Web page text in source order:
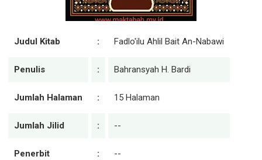
Judul Kitab : Fadlo'ilu Ahlil Bait An-Nabawi
Penulis : Bahransyah H. Bardi
Jumlah Halaman : 15 Halaman
Jumlah Jilid : --
Penerbit : --